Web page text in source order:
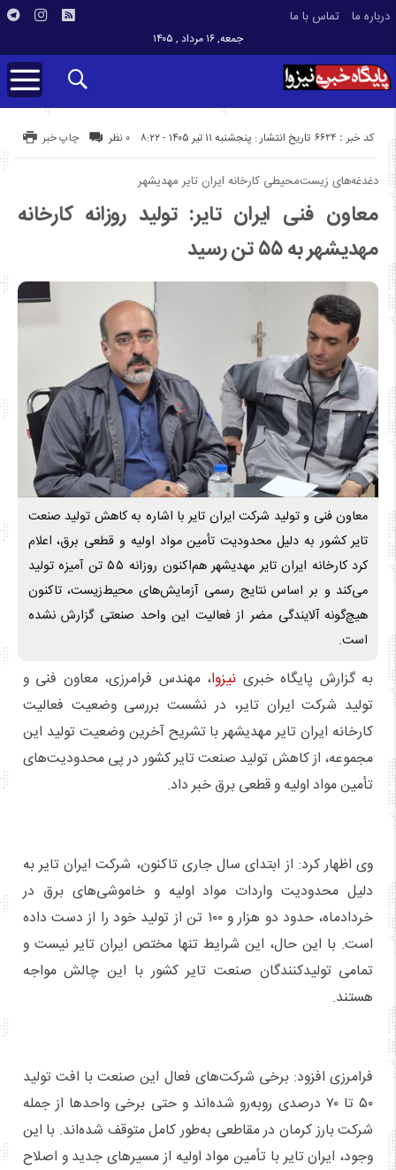
درباره ما تماس با ما
جمعه, ۱۶ مرداد , ۱۴۰۵
تاریخ انتشار : پنجشنبه ۱۱ تیر ۱۴۰۵ - ۸:۲۲ کد خبر : 6624 چاپ خبر ۰ نظر
دغدغه‌های زیست‌محیطی کارخانه ایران تایر مهدیشهر
معاون فنی ایران تایر: تولید روزانه کارخانه
مهدیشهر به ۵۵ تن رسید
معاون فنی و تولید شرکت ایران تایر با اشاره به کاهش تولید صنعت
تایر کشور به دلیل محدودیت تأمین مواد اولیه و قطعی برق، اعلام
کرد کارخانه ایران تایر مهدیشهر هم‌اکنون روزانه ۵۵ تن آمیزه تولید
می‌کند و بر اساس نتایج رسمی آزمایش‌های محیط‌زیست، تاکنون
هیچ‌گونه آلایندگی مضر از فعالیت این واحد صنعتی گزارش نشده
است.
به گزارش پایگاه خبری نیزوا، مهندس فرامرزی، معاون فنی و
تولید شرکت ایران تایر، در نشست بررسی وضعیت فعالیت
کارخانه ایران تایر مهدیشهر با تشریح آخرین وضعیت تولید این
مجموعه، از کاهش تولید صنعت تایر کشور در پی محدودیت‌های
تأمین مواد اولیه و قطعی برق خبر داد.
وی اظهار کرد: از ابتدای سال جاری تاکنون، شرکت ایران تایر به
دلیل محدودیت واردات مواد اولیه و خاموشی‌های برق در
خردادماه، حدود دو هزار و ۱۰۰ تن از تولید خود را از دست داده
است. با این حال، این شرایط تنها مختص ایران تایر نیست و
تمامی تولیدکنندگان صنعت تایر کشور با این چالش مواجه
هستند.
فرامرزی افزود: برخی شرکت‌های فعال این صنعت با افت تولید
۵۰ تا ۷۰ درصدی روبه‌رو شده‌اند و حتی برخی واحدها از جمله
شرکت بارز کرمان در مقاطعی به‌طور کامل متوقف شده‌اند. با این
وجود، ایران تایر با تأمین مواد اولیه از مسیرهای جدید و اصلاح